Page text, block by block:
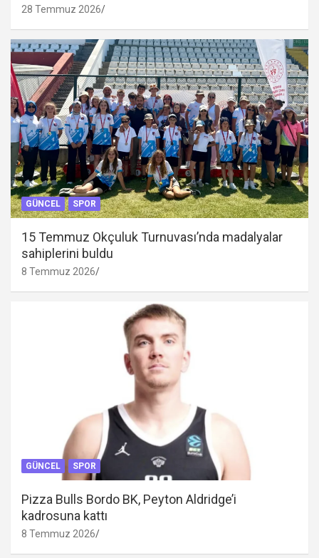
28 Temmuz 2026
GÜNCEL SPOR
15 Temmuz Okçuluk Turnuvası’nda madalyalar
sahiplerini buldu
8 Temmuz 2026
GÜNCEL SPOR
Pizza Bulls Bordo BK, Peyton Aldridge’i
kadrosuna kattı
8 Temmuz 2026